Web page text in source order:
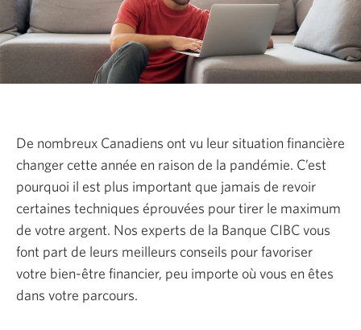
De nombreux Canadiens ont vu leur situation financière
changer cette année en raison de la pandémie. C’est
pourquoi il est plus important que jamais de revoir
certaines techniques éprouvées pour tirer le maximum
de votre argent. Nos experts de la Banque CIBC vous
font part de leurs meilleurs conseils pour favoriser
votre bien-être financier, peu importe où vous en êtes
dans votre parcours.